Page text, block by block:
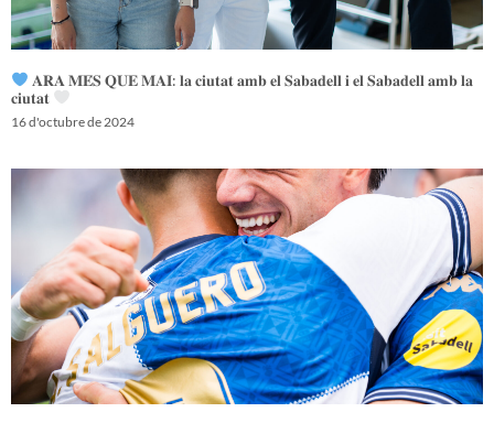
𝐀𝐑𝐀 𝐌𝐄́𝐒 𝐐𝐔𝐄 𝐌𝐀𝐈: 𝐥𝐚 𝐜𝐢𝐮𝐭𝐚𝐭 𝐚𝐦𝐛 𝐞𝐥 𝐒𝐚𝐛𝐚𝐝𝐞𝐥𝐥 𝐢 𝐞𝐥 𝐒𝐚𝐛𝐚𝐝𝐞𝐥𝐥 𝐚𝐦𝐛 𝐥𝐚
𝐜𝐢𝐮𝐭𝐚𝐭
16 d'octubre de 2024